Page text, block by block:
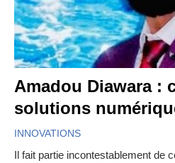
Amadou Diawara :
solutions
INNOVATIONS
Il fait partie incontestablement de